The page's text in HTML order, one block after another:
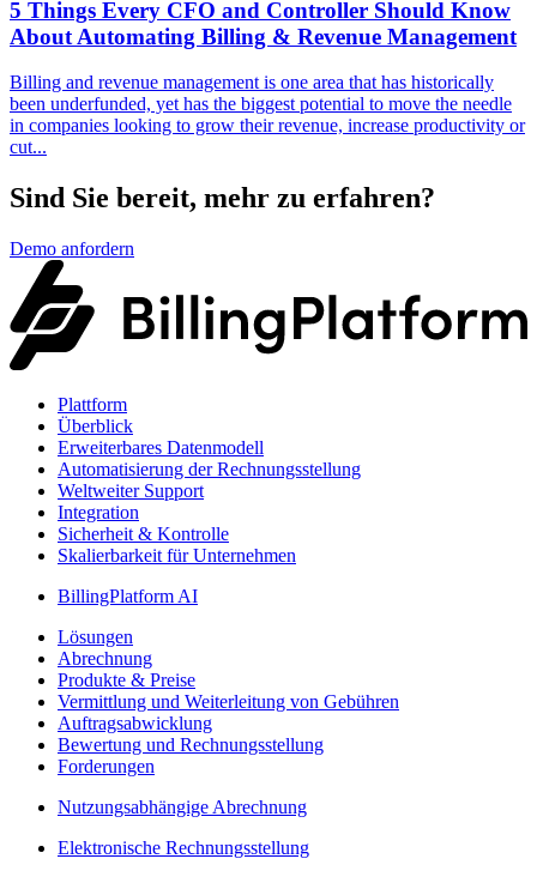
5 Things Every CFO and Controller Should Know
About Automating Billing & Revenue Management
Billing and revenue management is one area that has historically
been underfunded, yet has the biggest potential to move the needle
in companies looking to grow their revenue, increase productivity or
cut...
Sind Sie bereit, mehr zu erfahren?
Demo anfordern
Plattform
Überblick
Erweiterbares Datenmodell
Automatisierung der Rechnungsstellung
Weltweiter Support
Integration
Sicherheit & Kontrolle
Skalierbarkeit für Unternehmen
BillingPlatform AI
Lösungen
Abrechnung
Produkte & Preise
Vermittlung und Weiterleitung von Gebühren
Auftragsabwicklung
Bewertung und Rechnungsstellung
Forderungen
Nutzungsabhängige Abrechnung
Elektronische Rechnungsstellung